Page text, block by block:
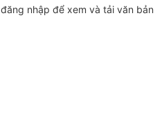
đăng nhập để xem và tải văn bản